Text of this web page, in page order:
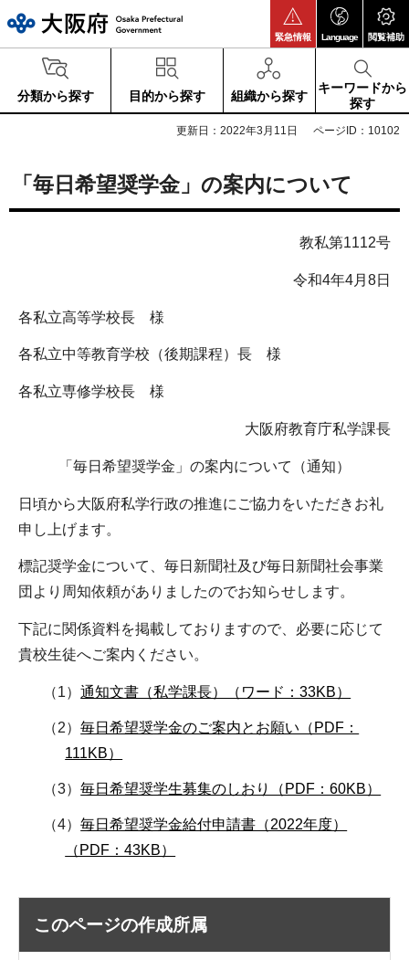
緊急情報 Language 閲覧補助
分類から探す 目的から探す 組織から探す
キーワードから
探す
更新日：2022年3月11日 ページID：10102
「毎日希望奨学金」の案内について
教私第1112号
令和4年4月8日
各私立高等学校長 様
各私立中等教育学校（後期課程）長 様
各私立専修学校長 様
大阪府教育庁私学課長
「毎日希望奨学金」の案内について（通知）
日頃から大阪府私学行政の推進にご協力をいただきお礼
申し上げます。
標記奨学金について、毎日新聞社及び毎日新聞社会事業
団より周知依頼がありましたのでお知らせします。
下記に関係資料を掲載しておりますので、必要に応じて
貴校生徒へご案内ください。
（1）通知文書（私学課長）（ワード：33KB）
（2）毎日希望奨学金のご案内とお願い（PDF：
111KB）
（3）毎日希望奨学生募集のしおり（PDF：60KB）
（4）毎日希望奨学金給付申請書（2022年度）
（PDF：43KB）
このページの作成所属